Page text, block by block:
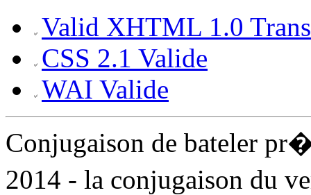
Valid XHTML 1.0
CSS 2.1 Valide
WAI Valide
Conjugaison de bateler
2014 - la conjugaison du